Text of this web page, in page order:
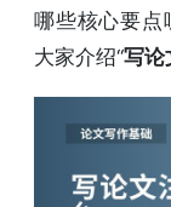
哪些核心要点
大家介绍“写论